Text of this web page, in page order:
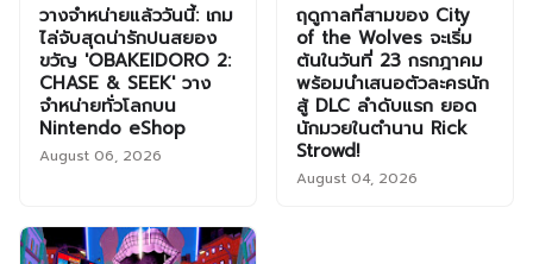
วางจำหน่ายแล้ววันนี้: เกม
ไล่จับสุดน่ารักปนสยอง
ขวัญ 'OBAKEIDORO 2:
CHASE & SEEK' วาง
จำหน่ายทั่วโลกบน
Nintendo eShop
August 06, 2026
ฤดูกาลที่สามของ City
of the Wolves จะเริ่ม
ต้นในวันที่ 23 กรกฎาคม
พร้อมนำเสนอตัวละครนัก
สู้ DLC ลำดับแรก ยอด
นักมวยในตำนาน Rick
Strowd!
August 04, 2026